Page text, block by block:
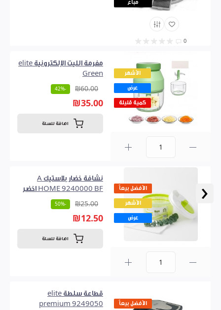
‹
مباع
0
الأشهر
عرض
كمية قليلة
مفرمة الليت الإلكترونية elite
Green
₪60.00
-42%
₪35.00
اضافة للسلة
الأفضل بيعاً
الأشهر
عرض
نشافة خضار بلاستيك A
HOME 9240000 BF اخضر
₪25.00
-50%
₪12.50
اضافة للسلة
الأفضل بيعاً
قطاعة سلطة elite
premium 9249050